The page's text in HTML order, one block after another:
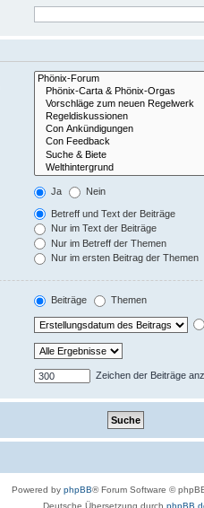
Ja Nein
Betreff und Text der Beiträge
Nur im Text der Beiträge
Nur im Betreff der Themen
Nur im ersten Beitrag der Themen
Beiträge Themen
Zeichen der Beiträge
Powered by phpBB® Forum Software ©
Deutsche Übersetzung durch